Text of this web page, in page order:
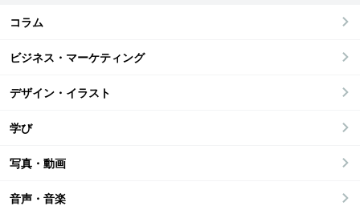
コラム
ビジネス・マーケティング
デザイン・イラスト
学び
写真・動画
音声・音楽